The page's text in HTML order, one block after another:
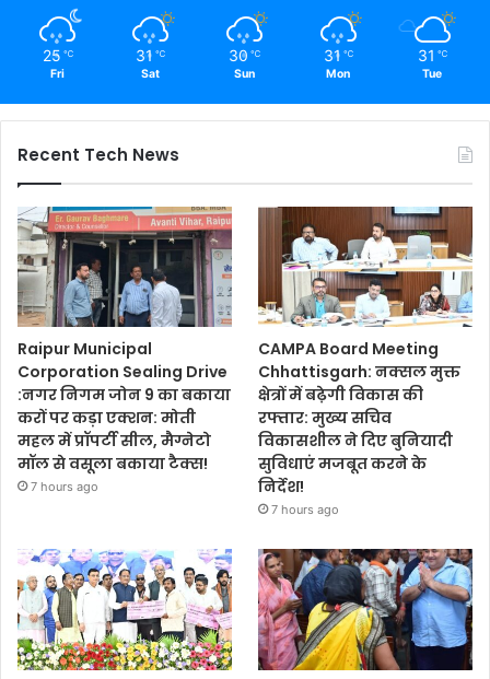
25 ℃
Fri
31 ℃
Sat
30 ℃
Sun
31 ℃
Mon
31 ℃
Tue
Recent Tech News
Raipur Municipal
Corporation Sealing Drive
:नगर निगम जोन 9 का बकाया
करों पर कड़ा एक्शन: मोती
महल में प्रॉपर्टी सील, मैग्नेटो
मॉल से वसूला बकाया टैक्स!
7 hours ago
CAMPA Board Meeting
Chhattisgarh: नक्सल मुक्त
क्षेत्रों में बढ़ेगी विकास की
रफ्तार: मुख्य सचिव
विकासशील ने दिए बुनियादी
सुविधाएं मजबूत करने के
निर्देश!
7 hours ago